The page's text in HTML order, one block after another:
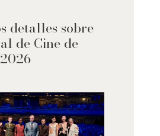
detalles sobre
de Cine de